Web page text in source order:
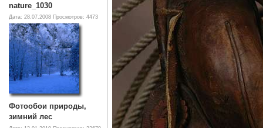
nature_1030
Дата: 28.07.2008 Просмотров: 4473
Фотообои природы,
зимний лес